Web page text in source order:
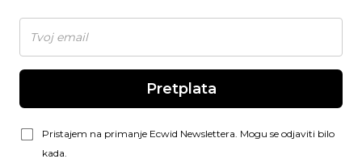
Pretplata
Pristajem na primanje Ecwid Newslettera. Mogu se odjaviti bilo
kada.